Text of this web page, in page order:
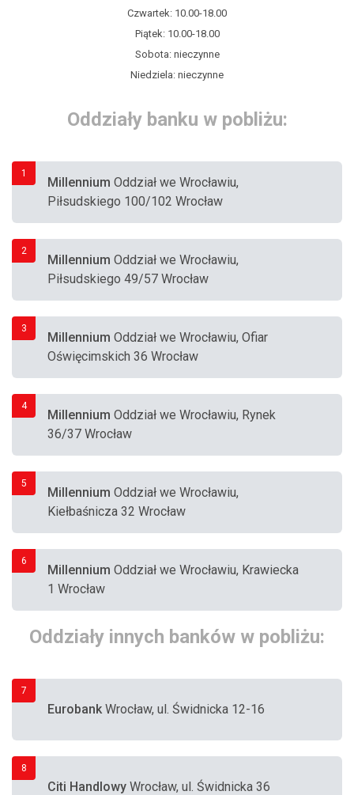
Czwartek: 10.00-18.00
Piątek: 10.00-18.00
Sobota: nieczynne
Niedziela: nieczynne
Oddziały banku w pobliżu:
1
Millennium Oddział we Wrocławiu,
Piłsudskiego 100/102 Wrocław
2
Millennium Oddział we Wrocławiu,
Piłsudskiego 49/57 Wrocław
3
Millennium Oddział we Wrocławiu, Ofiar
Oświęcimskich 36 Wrocław
4
Millennium Oddział we Wrocławiu, Rynek
36/37 Wrocław
5
Millennium Oddział we Wrocławiu,
Kiełbaśnicza 32 Wrocław
6
Millennium Oddział we Wrocławiu, Krawiecka
1 Wrocław
Oddziały innych banków w pobliżu:
7
EurobankWrocław, ul. Świdnicka 12-16
8
Citi Handlowy Wrocław, ul. Świdnicka 36